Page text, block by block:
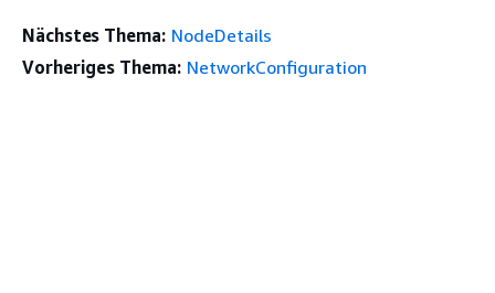
Nächstes Thema: NodeDetails
Vorheriges Thema: NetworkConfiguration